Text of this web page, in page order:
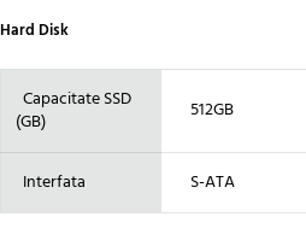
Hard Disk
Capacitate SSD
(GB)
512GB
Interfata S-ATA